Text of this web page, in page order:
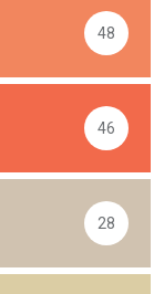
48
46
28